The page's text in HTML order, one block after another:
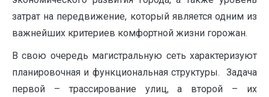
затрат на передвижение, который является одним из
важнейших критериев комфортной жизни горожан.
В свою очередь магистральную сеть характеризуют
планировочная и функциональная структуры. Задача
первой – трассирование улиц, а второй – их